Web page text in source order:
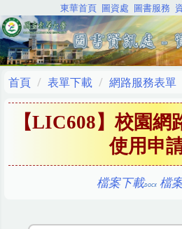
到
主
要
容
區
東華首頁 圖資處 圖書服務
首頁 表單下載 網路服務表單
【LIC608】校園網
使用申
檔案下載 檔